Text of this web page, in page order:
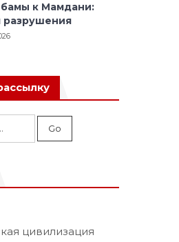
к Мамдани:
разрушения
цивилизация